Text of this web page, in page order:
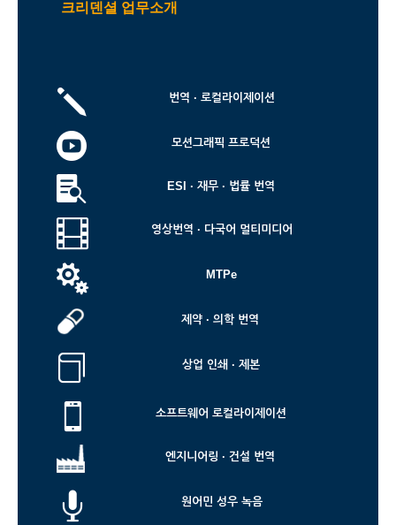
크리덴셜 업무소개
j 번역 · 로컬라이제이션
 모션그래픽 프로덕션
 ESI · 재무 · 법률 번역
 영상번역 · 다국어 멀티미디어
 MTPe
제약 · 의학 번역
 상업 인쇄 · 제본
 소프트웨어 로컬라이제이션
엔지니어링 · 건설 번역
 원어민 성우 녹음